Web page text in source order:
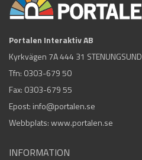
Portalen Interaktiv AB
Kyrkvägen 7A 444 31 STENUNGSUND
Tfn: 0303-679 50
Fax: 0303-679 55
Epost: info@portalen.se
Webbplats: www.portalen.se
INFORMATION